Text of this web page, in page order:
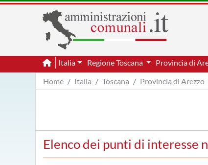
Italia Regione Toscana Provincia di
Home
Italia Toscana Provincia di Arezzo
Elenco dei punti di interesse